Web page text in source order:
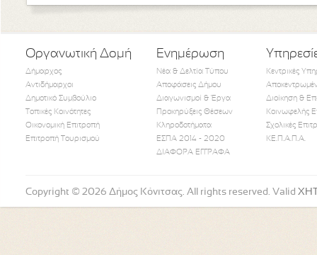
Οργανωτική Δομή
Δήμαρχος
Αντιδήμαρχοι
Δημοτικό Συμβούλιο
Τοπικές Κοινότητες
Οικονομική Επιτροπή
Επιτροπή Τουρισμού
Ενημέρωση
Νέα & Δελτία Τύπου
Αποφάσεις Δήμου
Διαγωνισμοί & Έργα
Προκηρύξεις Θέσεων
Κληροδοτήματα
ΕΣΠΑ 2014 - 2020
ΔΙΑΦΟΡΑ ΕΓΓΡΑΦΑ
Κεντρικές
Διοίκηση &
Κοινωφελής
Σχολικές
ΚΕ.Π.Α.Π.Α.
Follow Us
Copyright © 2026 Δήμος Κόνιτσας. All rights reserved. Valid